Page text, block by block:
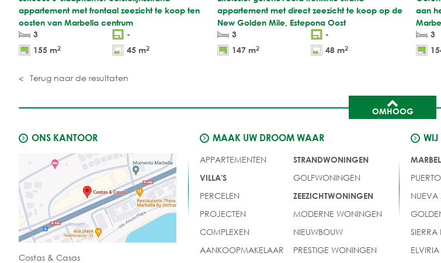
appartement met frontaal zeezicht te koop ten
oosten van Marbella centrum
3
-
155 m2 45 m2
appartement met direct zeezicht te koop op de
New Golden Mile, Estepona Oost
3
-
147 m2 48 m2
aan
3
Terug naar de resultaten
OMHOOG
ONS KANTOOR
Costas & Casas
MAAK UW DROOM WAAR
APPARTEMENTEN
VILLA'S
PERCELEN
PROJECTEN
COMPLEXEN
AANKOOPMAKELAAR
STRANDWONINGEN
GOLFWONINGEN
ZEEZICHTWONINGEN
MODERNE WONINGEN
NIEUWBOUW
PRESTIGE WONINGEN
WIJ
NUEVA
ELVIRIA